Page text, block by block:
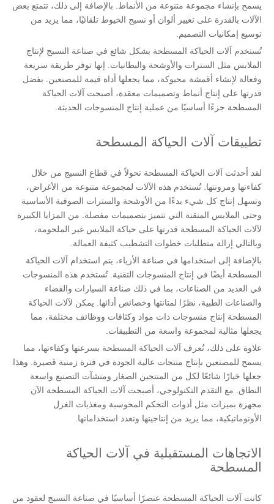
يسمح بإنشاء مجموعة متنوعة من الأنماط. بالإضافة إلى ذلك، تتمتع بعض
الآلات بالقدرة على تغيير ألوان أو نسيج الخيوط تلقائيًا، مما يزيد من
توسيع إمكانيات التصميم.
تُستخدم آلات الحياكة المسطحة بشكل شائع في صناعة النسيج لإنتاج
الملابس مثل السترات والأوشحة والبطانيات. إنها توفر طريقة سريعة
وفعالة لإنشاء أقمشة محبوكة، مما يجعلها أداة قيمة للمصنعين. بفضل
قدرتها على إنتاج أنماط وتصميمات معقدة، أصبحت آلات الحياكة
المسطحة جزءًا أساسيًا من عملية إنتاج المنسوجات الحديثة.
تطبيقات آلات الحياكة المسطحة
لقد أحدثت آلات الحياكة المسطحة تحولاً في قطاع النسيج من خلال
كفاءتها ومرونتها. تُستخدم هذه الآلات لمجموعة متنوعة من الأغراض،
وتسهل إنتاج كل شيء بدءًا من الأوشحة والسترات الصوفية الأساسية
وحتى الملابس المتقنة التي تتميز بتصميمات مفصلة. من المزايا الكبيرة
لآلات الحياكة المسطحة قدرتها على حياكة الملابس غير الملحومة،
وبالتالي إزالة متطلبات خطوات التشطيب كثيفة العمالة.
بالإضافة إلى استخدامها في صناعة الأزياء، يتم استخدام آلات الحياكة
المسطحة أيضًا في إنتاج المنسوجات التقنية. تُستخدم هذه المنسوجات
في العديد من الصناعات، بما في ذلك صناعة السيارات والفضاء
والصناعات الطبية، نظرًا لمتانتها وخصائص أدائها. يمكن لآلات الحياكة
المسطحة إنتاج منسوجات ذات مواد وكثافات ووظائف مختلفة، مما
يجعلها مثالية لمجموعة واسعة من التطبيقات.
علاوة على ذلك، تُعرف آلات الحياكة المسطحة بسرعتها وكفاءتها، مما
يسمح للمصنعين بإنتاج منتجات عالية الجودة في فترة زمنية قصيرة. وهذا
جعلها خيارًا شائعًا لكل من المنتجين الصغار ومنشآت التصنيع واسعة
النطاق. مع التقدم التكنولوجي، أصبحت آلات الحياكة المسطحة الآن
مجهزة بميزات مثل أدوات التحكم المحوسبة ومغذيات الغزل
الأوتوماتيكية، مما يزيد من إنتاجيتها وتعدد استخداماتها.
الاتجاهات المستقبلية في آلات الحياكة
المسطحة
كانت آلات الحياكة المسطحة عنصرًا أساسيًا في صناعة النسيج لعقود من